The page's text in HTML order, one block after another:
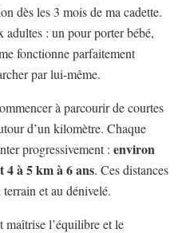
dès les 3 mois de ma cadette.
adultes : un pour porter bébé,
fonctionne parfaitement
par lui-même.
à parcourir de courtes
d’un kilomètre. Chaque
progressivement : environ
4 à 5 km à 6 ans. Ces distances
et au dénivelé.
maîtrise l’équilibre et le